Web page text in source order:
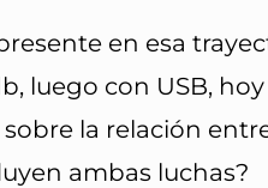
en esa
luego con USB,
sobre la relación
ambas luchas?